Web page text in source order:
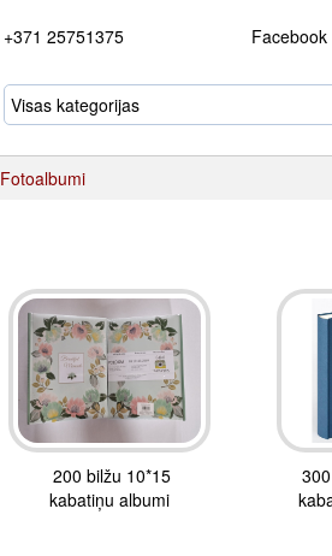
+371 25751375 Facebook
Fotoalbumi
200 bilžu 10*15
kabatiņu albumi